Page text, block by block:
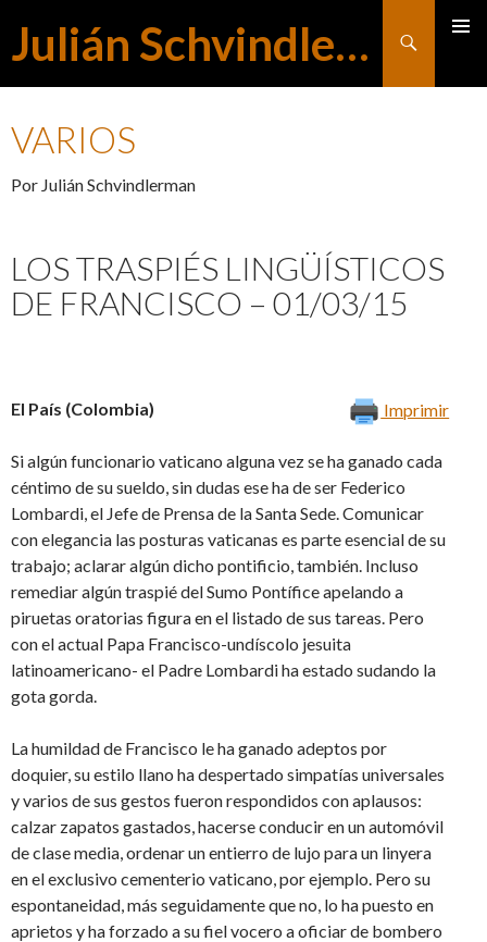
Julián Schvindlerman
Buscar
VARIOS
Por Julián Schvindlerman
LOS TRASPIÉS LINGÜÍSTICOS
DE FRANCISCO – 01/03/15
Imprimir
El País (Colombia)
Si algún funcionario vaticano alguna vez se ha ganado cada
céntimo de su sueldo, sin dudas ese ha de ser Federico
Lombardi, el Jefe de Prensa de la Santa Sede. Comunicar
con elegancia las posturas vaticanas es parte esencial de su
trabajo; aclarar algún dicho pontificio, también. Incluso
remediar algún traspié del Sumo Pontífice apelando a
piruetas oratorias figura en el listado de sus tareas. Pero
con el actual Papa Francisco-undíscolo jesuita
latinoamericano- el Padre Lombardi ha estado sudando la
gota gorda.
La humildad de Francisco le ha ganado adeptos por
doquier, su estilo llano ha despertado simpatías universales
y varios de sus gestos fueron respondidos con aplausos:
calzar zapatos gastados, hacerse conducir en un automóvil
de clase media, ordenar un entierro de lujo para un linyera
en el exclusivo cementerio vaticano, por ejemplo. Pero su
espontaneidad, más seguidamente que no, lo ha puesto en
aprietos y ha forzado a su fiel vocero a oficiar de bombero